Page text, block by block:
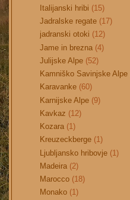
Italijanski hribi (15)
Jadralske regate (17)
jadranski otoki (12)
Jame in brezna (4)
Julijske Alpe (52)
Kamniško Savinjske Alpe
Karavanke (60)
Karnijske Alpe (9)
Kavkaz (12)
Kozara (1)
Kreuzeckberge (1)
Ljubljansko hribovje (1)
Madeira (2)
Marocco (18)
Monako (1)